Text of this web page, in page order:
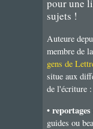
pour une
sujets !
Auteure
membre de la
gens de
situe aux
de l'écriture :
• reportages
guides ou